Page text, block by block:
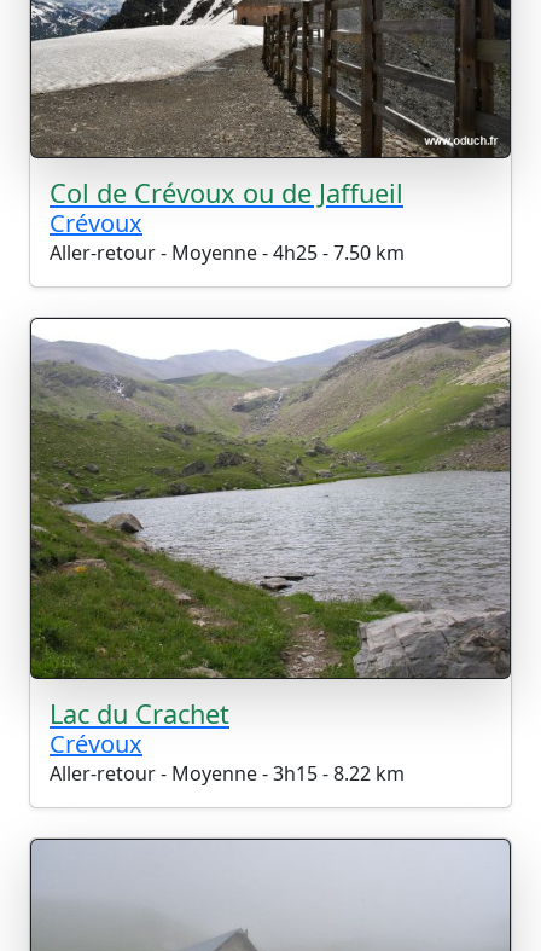
Col de Crévoux ou de Jaffueil
Crévoux
Aller-retour - Moyenne - 4h25 - 7.50 km
Lac du Crachet
Crévoux
Aller-retour - Moyenne - 3h15 - 8.22 km